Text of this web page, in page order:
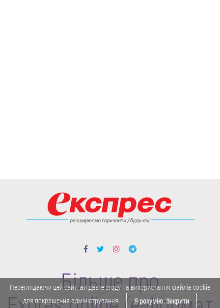
Більше про
Переглядаючи цей сайт, ви даєте згоду на використання файлів cookie
для покращення адміністрування.
Я розумію. Закрити